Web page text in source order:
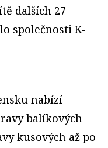
dalších 27
společnosti K-
nabízí
balíkových
kusových až po